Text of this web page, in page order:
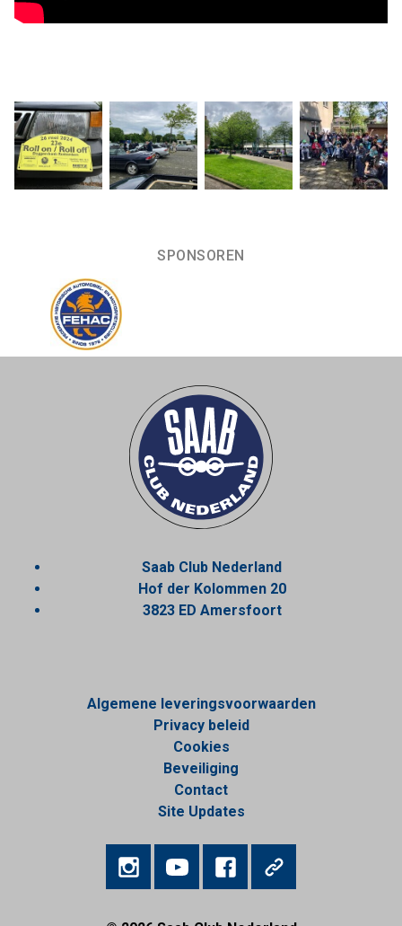
SPONSOREN
Saab Club Nederland
Hof der Kolommen 20
3823 ED Amersfoort
Algemene leveringsvoorwaarden
Privacy beleid
Cookies
Beveiliging
Contact
Site Updates